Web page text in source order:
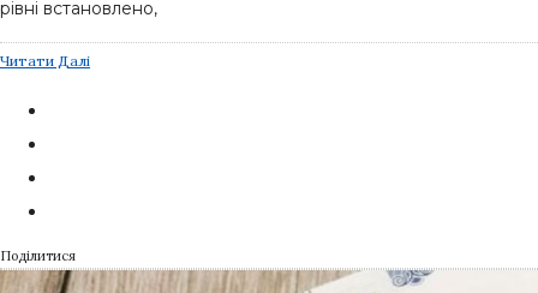
рівні встановлено,
Читати Далі
Поділитися